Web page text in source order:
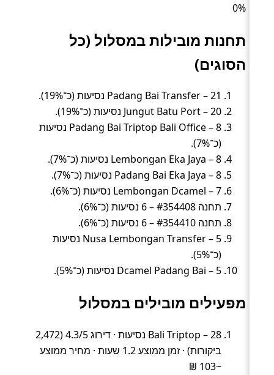
0%
תחנות מובילות במסלול (כל
הסוגים)
Padang Bai Transfer – 21 נסיעות (כ־19%).
Jungut Batu Port – 20 נסיעות (כ־19%).
Padang Bai Triptop Bali Office – 8 נסיעות
(כ־7%).
Lembongan Eka Jaya – 8 נסיעות (כ־7%).
Padang Bai Eka Jaya – 8 נסיעות (כ־7%).
Lembongan Dcamel – 7 נסיעות (כ־6%).
תחנה #354408 – 6 נסיעות (כ־6%).
תחנה #354410 – 6 נסיעות (כ־6%).
Nusa Lembongan Transfer – 5 נסיעות
(כ־5%).
Dcamel Padang Bai – 5 נסיעות (כ־5%).
מפעילים מובילים במסלול
Bali Triptop – 28 נסיעות · דירוג 4.3/5 (2,472
ביקורות) · זמן ממוצע 1.2 שעות · מחיר ממוצע
~103 ₪